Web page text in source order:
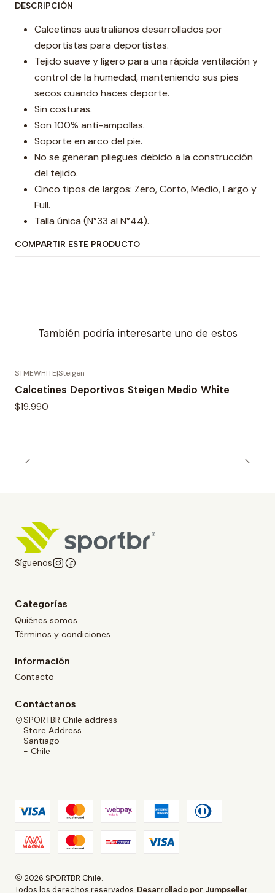
DESCRIPCIÓN
Calcetines australianos desarrollados por
deportistas para deportistas.
Tejido suave y ligero para una rápida ventilación y
control de la humedad, manteniendo sus pies
secos cuando haces deporte.
Sin costuras.
Son 100% anti-ampollas.
Soporte en arco del pie.
No se generan pliegues debido a la construcción
del tejido.
Cinco tipos de largos: Zero, Corto, Medio, Largo y
Full.
Talla única (N°33 al N°44).
COMPARTIR ESTE PRODUCTO
También podría interesarte uno de estos
STMEWHITE|Steigen
Calcetines Deportivos Steigen Medio White
$19.990
Síguenos
Categorías
Quiénes somos
Términos y condiciones
Información
Contacto
Contáctanos
SPORTBR Chile address
Store Address
Santiago
- Chile
2026 SPORTBR Chile.
Todos los derechos reservados. Desarrollado por Jumpseller.